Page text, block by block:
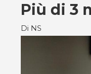
Più di 3
Di NS